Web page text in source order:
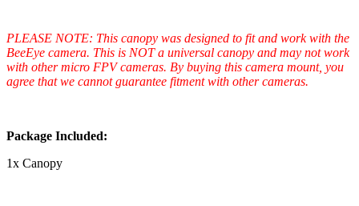
PLEASE NOTE: This canopy was designed to fit and work with the
BeeEye camera. This is NOT a universal canopy and may not work
with other micro FPV cameras. By buying this camera mount, you
agree that we cannot guarantee fitment with other cameras.
Package Included:
1x Canopy